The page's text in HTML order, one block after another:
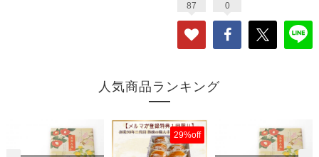
87 0
人気商品ランキング
29%off